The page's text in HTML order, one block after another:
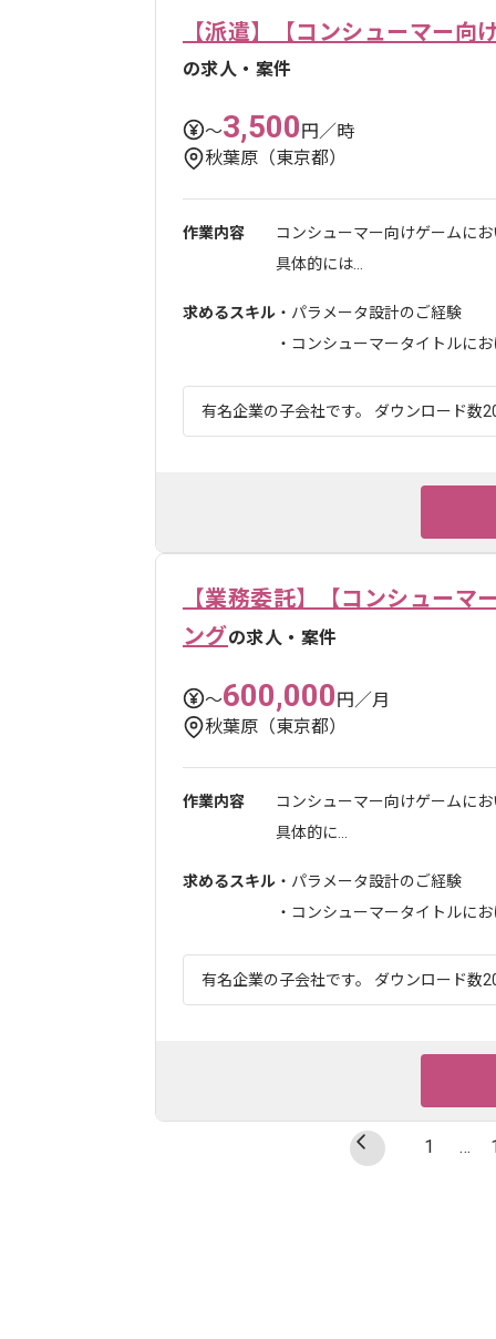
【派遣】【コンシューマー
の求人・案件
〜3,500円／時
秋葉原（東京都）
作業内容
コンシューマー向けゲームに
具体的には...
求めるスキル ・パラメータ設計のご経験
・コンシューマータイトルに
有名企業の子会社です。 ダウンロード数
【業務委託】【コンシュー
ングの求人・案件
〜600,000円／月
秋葉原（東京都）
作業内容
コンシューマー向けゲームに
具体的に...
求めるスキル ・パラメータ設計のご経験
・コンシューマータイトルに
有名企業の子会社です。 ダウンロード数
1 …